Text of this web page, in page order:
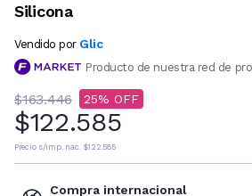
Silicona
Vendido por Glic
Producto de nuestra red de
$163.446 25
$122.585
Precio s/imp. nac. $122.585
Compra internacional